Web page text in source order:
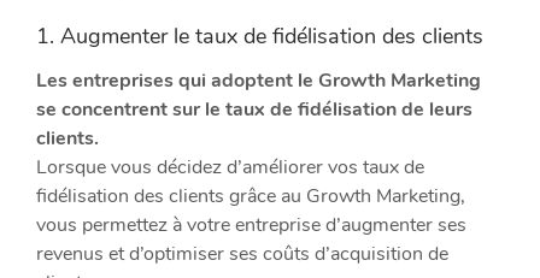
1. Augmenter le taux de fidélisation des clients
Les entreprises qui adoptent le Growth Marketing
se concentrent sur le taux de fidélisation de leurs
clients.
Lorsque vous décidez d’améliorer vos taux de
fidélisation des clients grâce au Growth Marketing,
vous permettez à votre entreprise d’augmenter ses
revenus et d’optimiser ses coûts d’acquisition de